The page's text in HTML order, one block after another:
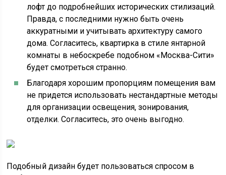
лофт до подробнейших исторических стилизаций.
Правда, с последними нужно быть очень
аккуратными и учитывать архитектуру самого
дома. Согласитесь, квартирка в стиле янтарной
комнаты в небоскребе подобном «Москва-Сити»
будет смотреться странно.
Благодаря хорошим пропорциям помещения вам
не придется использовать нестандартные методы
для организации освещения, зонирования,
отделки. Согласитесь, это очень выгодно.
Подобный дизайн будет пользоваться спросом в